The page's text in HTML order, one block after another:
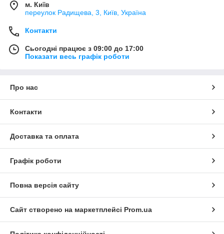
м. Київ
переулок Радищева, 3, Київ, Україна
Контакти
Сьогодні працює з 09:00 до 17:00
Показати весь графік роботи
Про нас
Контакти
Доставка та оплата
Графік роботи
Повна версія сайту
Сайт створено на маркетплейсі Prom.ua